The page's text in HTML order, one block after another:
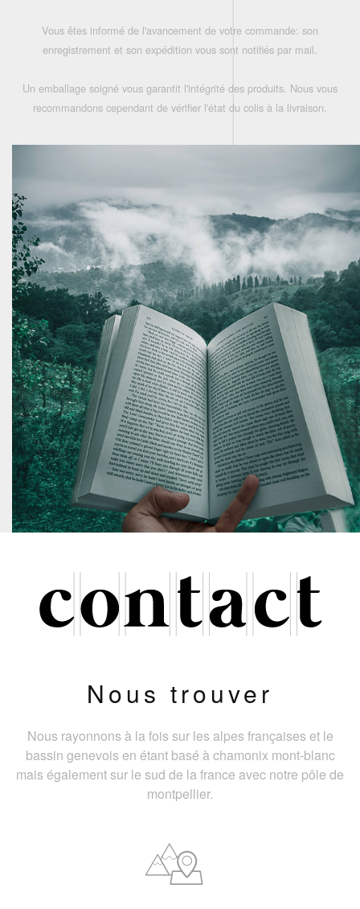
Vous êtes informé de l'avancement de votre commande: son
enregistrement et son expédition vous sont notifiés par mail.
Un emballage soigné vous garantit l'intégrité des produits. Nous vous
recommandons cependant de vérifier l'état du colis à la livraison.
Nous trouver
Nous rayonnons à la fois sur les alpes françaises et le
bassin genevois en étant basé à chamonix mont-blanc
mais également sur le sud de la france avec notre pôle de
montpellier.